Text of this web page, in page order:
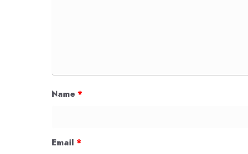
Name *
Email *